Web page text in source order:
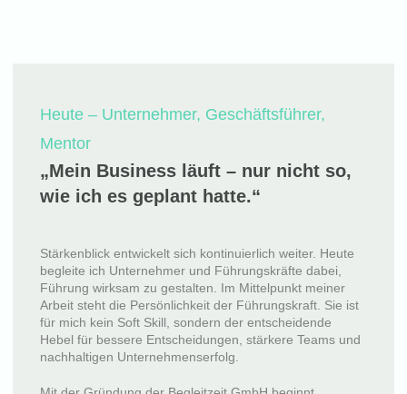
Heute – Unternehmer, Geschäftsführer,
Mentor
„Mein Business läuft – nur nicht so,
wie ich es geplant hatte.“
Stärkenblick entwickelt sich kontinuierlich weiter. Heute
begleite ich Unternehmer und Führungskräfte dabei,
Führung wirksam zu gestalten. Im Mittelpunkt meiner
Arbeit steht die Persönlichkeit der Führungskraft. Sie ist
für mich kein Soft Skill, sondern der entscheidende
Hebel für bessere Entscheidungen, stärkere Teams und
nachhaltigen Unternehmenserfolg.